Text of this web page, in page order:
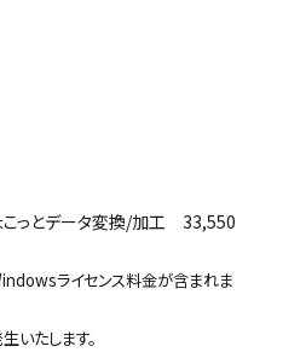
っとデータ変換/加工
33,550
ライセンス料金が含まれま
いたします。